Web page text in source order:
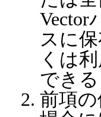
Vector
スに
くは
でき
前項